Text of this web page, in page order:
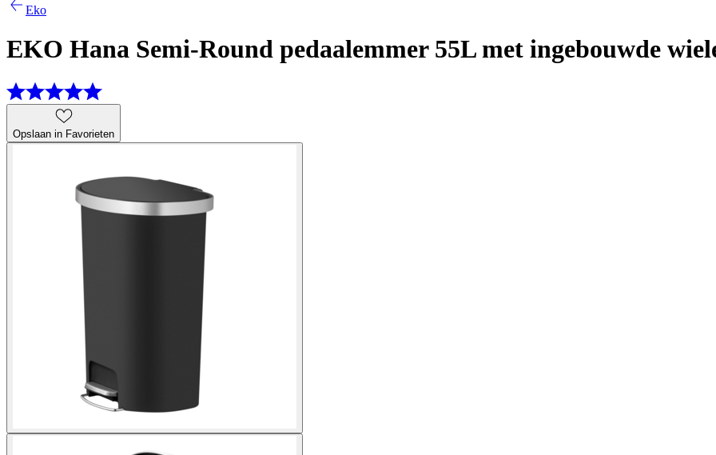
Eko
EKO Hana Semi-Round pedaalemmer 55L met ingebouwde
Opslaan in Favorieten